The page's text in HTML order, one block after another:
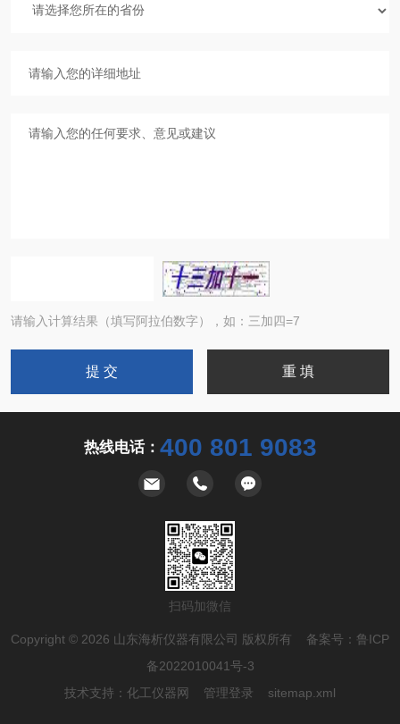
请输入计算结果（填写阿拉伯数字），如：三加四=7
热线电话： 400 801 9083
扫码加微信
Copyright © 2026 山东海析仪器有限公司 版权所有 备案号： 鲁ICP
备2022010041号-3
技术支持： 化工仪器网 管理登录 sitemap.xml